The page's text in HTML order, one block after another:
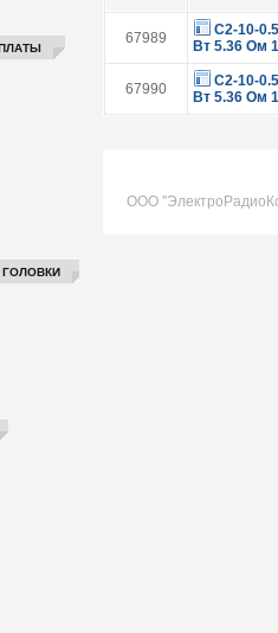
67989
С2-10-0.5
Вт 5.36 Ом
67990
С2-10-0.5
Вт 5.36 Ом
ООО